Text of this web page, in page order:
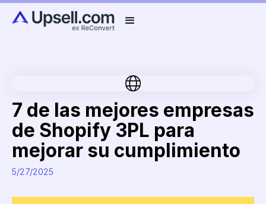
7 de las mejores empresas
de Shopify 3PL para
mejorar su cumplimiento
5/27/2025